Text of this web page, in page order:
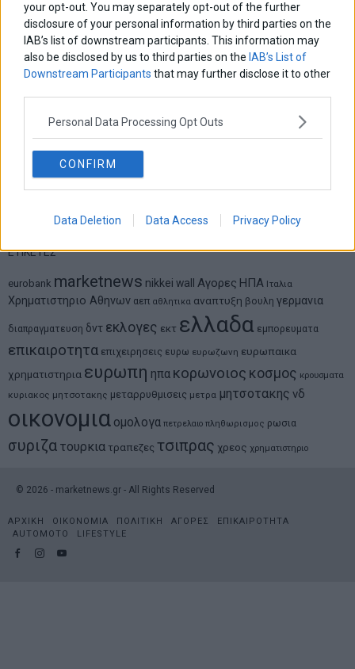
your opt-out. You may separately opt-out of the further
disclosure of your personal information by third parties on the
IAB’s list of downstream participants. This information may
also be disclosed by us to third parties on the IAB’s List of
Downstream Participants that may further disclose it to other
Personal Data Processing Opt Outs
CONFIRM
Data Deletion Data Access Privacy Policy
Δημήτρης Καμπουράκης
Από την αποθέωση στην καταγγελία: Η Ελλάδα πάντα
ψάχνει τον επόμενο Μεσσία
μοντέλο επιχειρηματικότητας
Θανάσης Κρητικός
Στις 11/12 το πρώτο ευρωπαϊκό ντέρμπι «αιωνίων»
ΕΤΙΚΕΤΕΣ
eurobank marketnews nikkei wall Αγορες ΗΠΑ Ιταλια
Χρηματιστηριο Αθηνων αεπ αθλητικα αναπτυξη βουλη γερμανια
διαπραγματευση δντ εκλογες εκτ ελλαδα εμπορευματα
επικαιροτητα επιχειρησεις ευρω ευρωζωνη ευρωπαικα
χρηματιστηρια ευρωπη ηπα κορωνοιος κοσμος κρουσματα
κυριακος μητσοτακης μεταρρυθμισεις μετρα μητσοτακης νδ
οικονομια ομολογα πετρελαιο πληθωρισμος ρωσια
συριζα τουρκια τραπεζες τσιπρας χρεος χρηματιστηριο
© 2026 - marketnews.gr - All Rights Reserved
ΑΡΧΙΚΗ ΟΙΚΟΝΟΜΙΑ ΠΟΛΙΤΙΚΗ ΑΓΟΡΕΣ
ΕΠΙΚΑΙΡΟΤΗΤΑ
AUTOMOTO
LIFESTYLE